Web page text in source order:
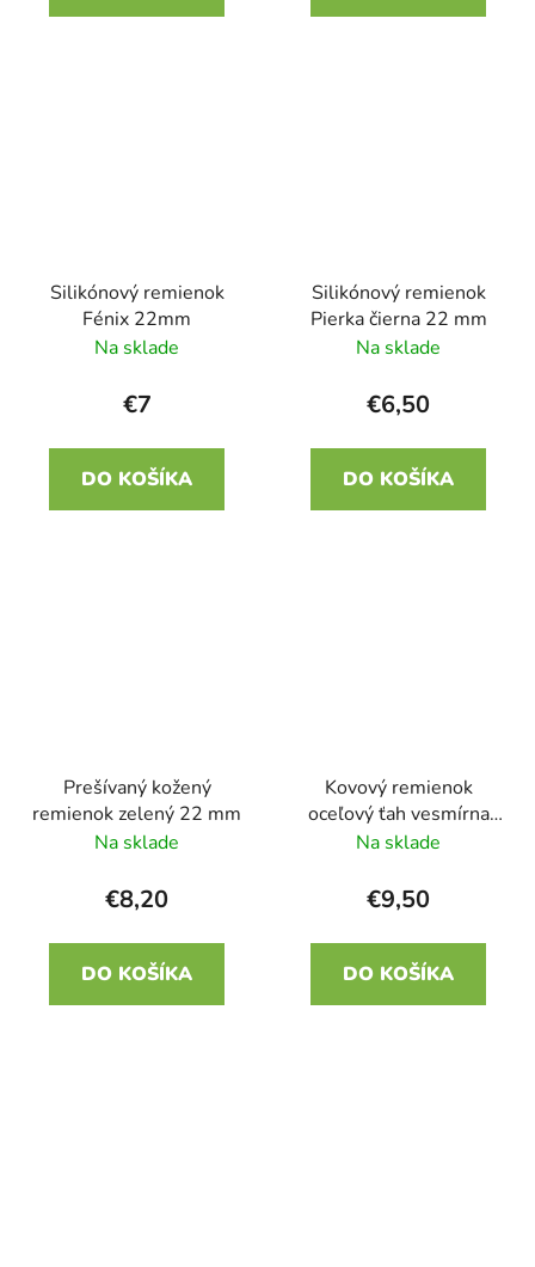
Silikónový remienok
Fénix 22mm
Na sklade
€7
DO KOŠÍKA
Silikónový remienok
Pierka čierna 22 mm
Na sklade
€6,50
DO KOŠÍKA
Prešívaný kožený
remienok zelený 22 mm
Na sklade
€8,20
DO KOŠÍKA
Kovový remienok
oceľový ťah vesmírna
sivá s oranžovým
Na sklade
€9,50
DO KOŠÍKA